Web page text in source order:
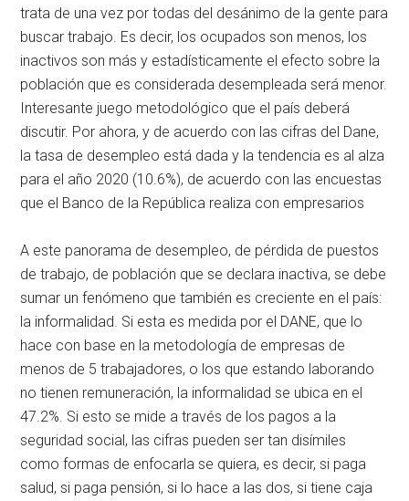
trata de una vez por todas del desánimo de la gente para
buscar trabajo. Es decir, los ocupados son menos, los
inactivos son más y estadísticamente el efecto sobre la
población que es considerada desempleada será menor.
Interesante juego metodológico que el país deberá
discutir. Por ahora, y de acuerdo con las cifras del Dane,
la tasa de desempleo está dada y la tendencia es al alza
para el año 2020 (10.6%), de acuerdo con las encuestas
que el Banco de la República realiza con empresarios
A este panorama de desempleo, de pérdida de puestos
de trabajo, de población que se declara inactiva, se debe
sumar un fenómeno que también es creciente en el país:
la informalidad. Si esta es medida por el DANE, que lo
hace con base en la metodología de empresas de
menos de 5 trabajadores, o los que estando laborando
no tienen remuneración, la informalidad se ubica en el
47.2%. Si esto se mide a través de los pagos a la
seguridad social, las cifras pueden ser tan disímiles
como formas de enfocarla se quiera, es decir, si paga
salud, si paga pensión, si lo hace a las dos, si tiene caja